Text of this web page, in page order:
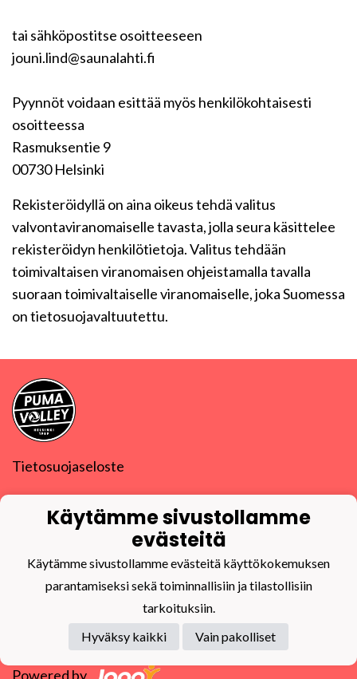
tai sähköpostitse osoitteeseen
jouni.lind@saunalahti.fi
Pyynnöt voidaan esittää myös henkilökohtaisesti
osoitteessa
Rasmuksentie 9
00730 Helsinki
Rekisteröidyllä on aina oikeus tehdä valitus
valvontaviranomaiselle tavasta, jolla seura käsittelee
rekisteröidyn henkilötietoja. Valitus tehdään
toimivaltaisen viranomaisen ohjeistamalla tavalla
suoraan toimivaltaiselle viranomaiselle, joka Suomessa
on tietosuojavaltuutettu.
Tietosuojaseloste
Y-tunnus0832270-9
puma@puma-volley.fi
Linkki muihin yhteystietoihin
PuMa-Webmail
Powered by
Käytämme sivustollamme
evästeitä
Käytämme sivustollamme evästeitä käyttökokemuksen
parantamiseksi sekä toiminnallisiin ja tilastollisiin
tarkoituksiin.
Hyväksy kaikki
Vain pakolliset